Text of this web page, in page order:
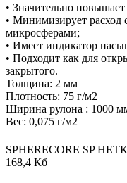
• Значительно повышает
• Минимизирует расход
микросферами;
• Имеет индикатор
• Подходит как для
закрытого.
Толщина: 2 мм
Плотность: 75 г/м2
Ширина рулона : 1000
Вес: 0,075 г/м2
SPHERECORE SP
168,4 Кб